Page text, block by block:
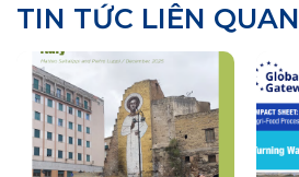
TIN TỨC LIÊN QUAN